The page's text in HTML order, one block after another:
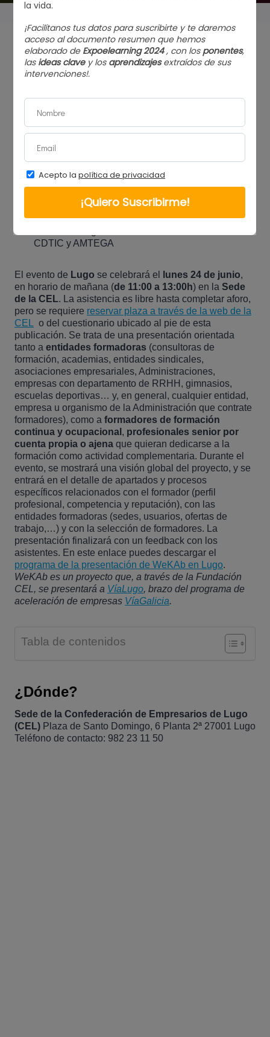
WeKAb.com: SOY FORMADOR… BUSCO
FORMADOR… , bajo este título, realizamos una
pequeña gira de presentaciones por Galicia que se
unen a las realizadas anteriormente en Santiago de
de Eiris – Organizada en colaboración con el
CDTIC
– 24/06/2015 (11-13h) – Sede de la CEL –
Organizada en colaboración con la
VIGO
– 30/06/2015 (16-18h) – Aula CeMIT de Vigo
OURENSE– 01/07/2015 (10-12h) – Aula CeMIT de
CDTIC y AMTEGA
El evento de Lugo se celebrará el lunes 24 de junio,
en horario de mañana (de 11:00 a 13:00h) en la Sede
de la CEL. La asistencia es libre hasta completar aforo,
pero se requiere reservar plaza a través de la web de la
CEL o del cuestionario ubicado al pie de esta
publicación. Se trata de una presentación orientada
tanto a entidades formadoras (consultoras de
formación, academias, entidades sindicales,
asociaciones empresariales, Administraciones,
empresas con departamento de RRHH, gimnasios,
escuelas deportivas… y, en general, cualquier entidad,
empresa u organismo de la Administración que contrate
formadores), como a formadores de formación
continua y ocupacional , profesionales senior por
cuenta propia o ajena que quieran dedicarse a la
formación como actividad complementaria. Durante el
evento, se mostrará una visión global del proyecto, y se
entrará en el detalle de apartados y procesos
específicos relacionados con el formador (perfil
profesional, competencia y reputación), con las
entidades formadoras (sedes, usuarios, ofertas de
trabajo,…) y con la selección de formadores. La
presentación finalizará con un feedback con los
asistentes. En este enlace puedes descargar el
programa de la presentación de WeKAb en Lugo.
WeKAb es un proyecto que, a través de la Fundación
CEL, se presentará a VíaLugo, brazo del programa de
aceleración de empresas VíaGalicia.
Tabla de contenidos
¿Dónde?
Sede de la Confederación de Empresarios de Lugo
(CEL) Plaza de Santo Domingo, 6 Planta 2ª 27001 Lugo
Teléfono de contacto: 982 23 11 50